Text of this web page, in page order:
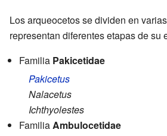
Los arqueocetos se dividen en
representan diferentes etapas de su
Familia Pakicetidae
Pakicetus
Nalacetus
Ichthyolestes
FamiliaAmbulocetidae